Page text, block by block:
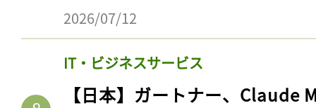
2026/07/12
IT・ビジネスサービス
【日本】ガートナー、Claude